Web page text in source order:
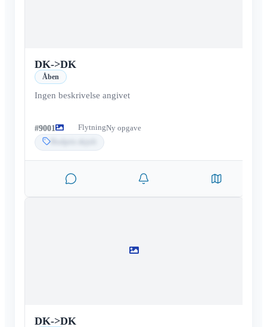
DK->DK
Åben
Ingen beskrivelse angivet
#9001 FlytningNy opgave
DK->DK